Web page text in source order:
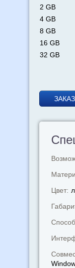
2 GB
4 GB
8 GB
16 GB
32 GB
Цвет: